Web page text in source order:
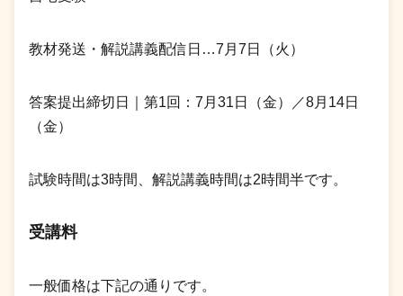
教材発送・解説講義配信日…7月7日（火）
答案提出締切日｜第1回：7月31日（金）／8月14日
（金）
試験時間は3時間、解説講義時間は2時間半です。
受講料
一般価格は下記の通りです。